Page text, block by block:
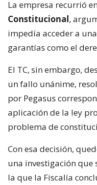
La empresa recurrió
Constitucional,
impedía acceder a
garantías como el
El TC, sin embargo,
un fallo unánime,
por Pegasus
aplicación de la ley
problema de
Con esa decisión,
una investigación que
la que la Fiscalía